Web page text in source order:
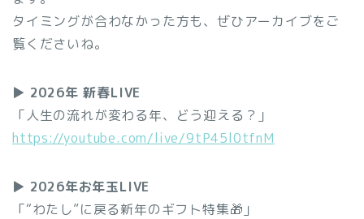
タイミングが合わなかった方も、ぜひアーカイブをご
覧くださいね。
▶ 2026年 新春LIVE
「人生の流れが変わる年、どう迎える？」
https://youtube.com/live/9tP45l0tfnM
▶ 2026年お年玉LIVE
「“わたし”に戻る新年のギフト特集🎁」